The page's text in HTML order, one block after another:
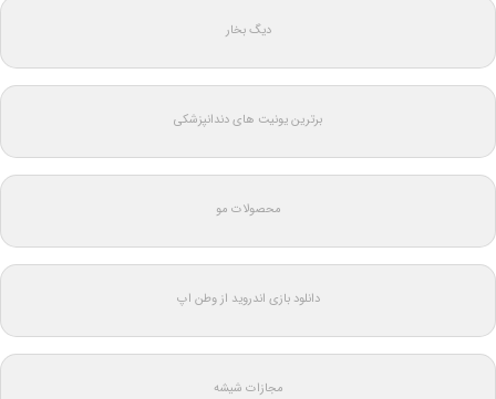
دیگ بخار
برترین یونیت های دندانپزشکی
محصولات مو
دانلود بازی اندروید از وطن اپ
مجازات شیشه